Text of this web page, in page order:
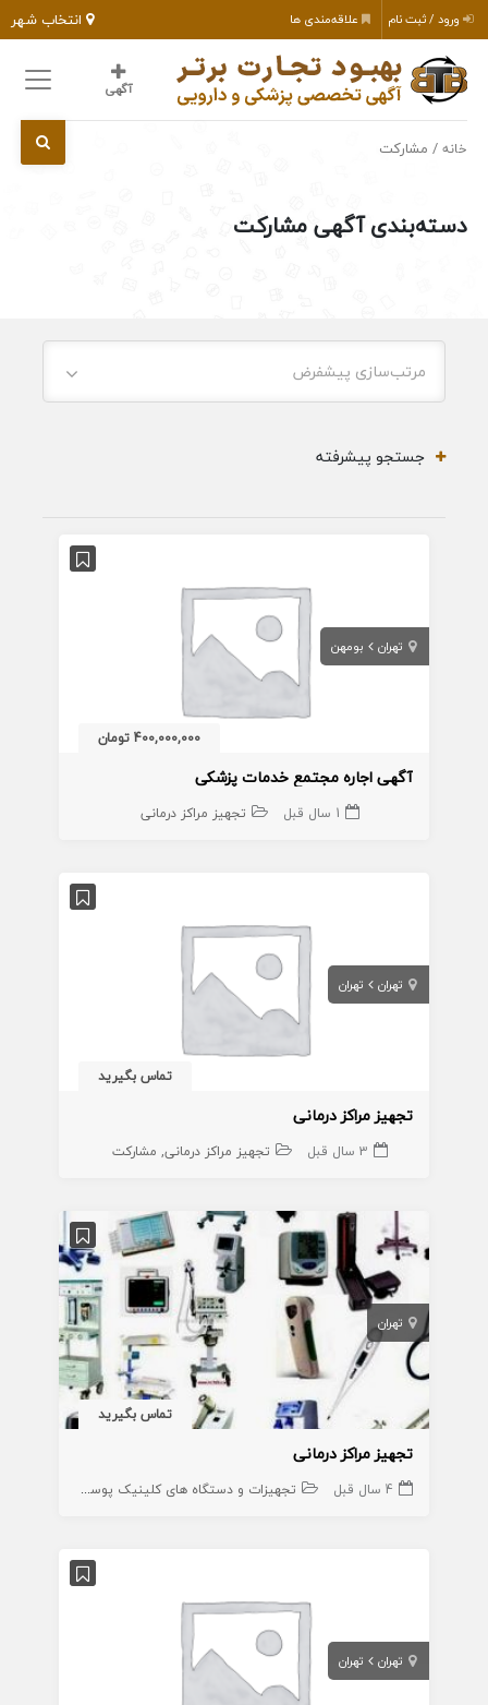
انتخاب شهر ورود / ثبت نام علاقه‌مندی ها
آگهی
خانه / مشارکت
دسته‌بندی آگهی مشارکت
مرتب‌سازی پیشفرض
جستجو پیشرفته
تهران بومهن
400,000,000 تومان
آگهی اجاره مجتمع خدمات پزشکی
1 سال قبل تجهیز مراکز درمانی
تهران تهران
تماس بگیرید
تجهیز مراکز درمانی
3 سال قبل تجهیز مراکز درمانی مشارکت
تهران
تماس بگیرید
تجهیز مراکز درمانی
4 سال قبل تجهیزات و دستگاه های کلینیک پوست
تهران تهران